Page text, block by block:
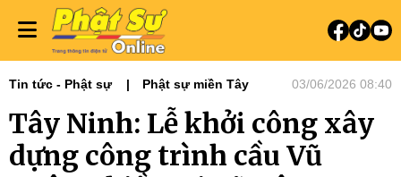
Tin tức - Phật sự Phật sự miền Tây 03/06/2026 08:40
Tây Ninh: Lễ khởi công xây
dựng công trình cầu Vũ